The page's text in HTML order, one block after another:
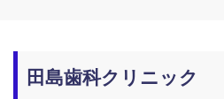
田島歯科クリニック